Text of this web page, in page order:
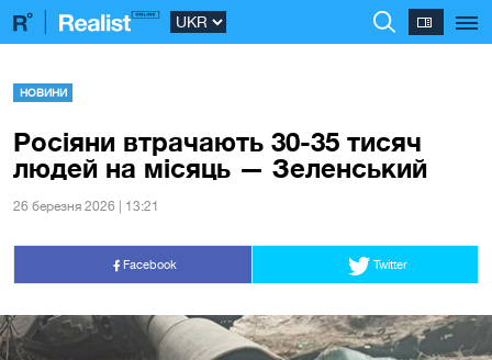
НОВИНИ
Росіяни втрачають 30-35 тисяч
людей на місяць — Зеленський
26 березня 2026 | 13:21
Facebook Twitter